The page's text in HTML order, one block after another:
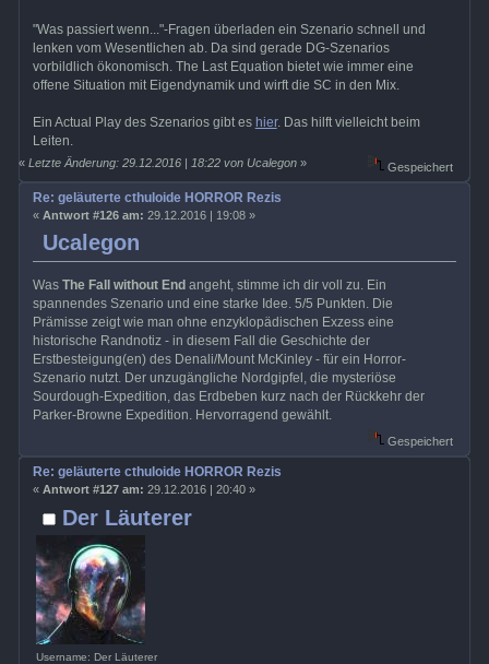
"Was passiert wenn..."-Fragen überladen ein Szenario schnell und
lenken vom Wesentlichen ab. Da sind gerade DG-Szenarios
vorbildlich ökonomisch. The Last Equation bietet wie immer eine
offene Situation mit Eigendynamik und wirft die SC in den Mix.
Ein Actual Play des Szenarios gibt es hier. Das hilft vielleicht beim
Leiten.
«Letzte Änderung: 29.12.2016 | 18:22 von Ucalegon » Gespeichert
Ucalegon
Re: geläuterte cthuloide HORROR Rezis
« Antwort #126 am: 29.12.2016 | 19:08 »
Was The Fall without End angeht, stimme ich dir voll zu. Ein
spannendes Szenario und eine starke Idee. 5/5 Punkten. Die
Prämisse zeigt wie man ohne enzyklopädischen Exzess eine
historische Randnotiz - in diesem Fall die Geschichte der
Erstbesteigung(en) des Denali/Mount McKinley - für ein Horror-
Szenario nutzt. Der unzugängliche Nordgipfel, die mysteriöse
Sourdough-Expedition, das Erdbeben kurz nach der Rückkehr der
Parker-Browne Expedition. Hervorragend gewählt.
Gespeichert
Der Läuterer
Username: Der Läuterer
Re: geläuterte cthuloide HORROR Rezis
« Antwort #127 am: 29.12.2016 | 20:40 »